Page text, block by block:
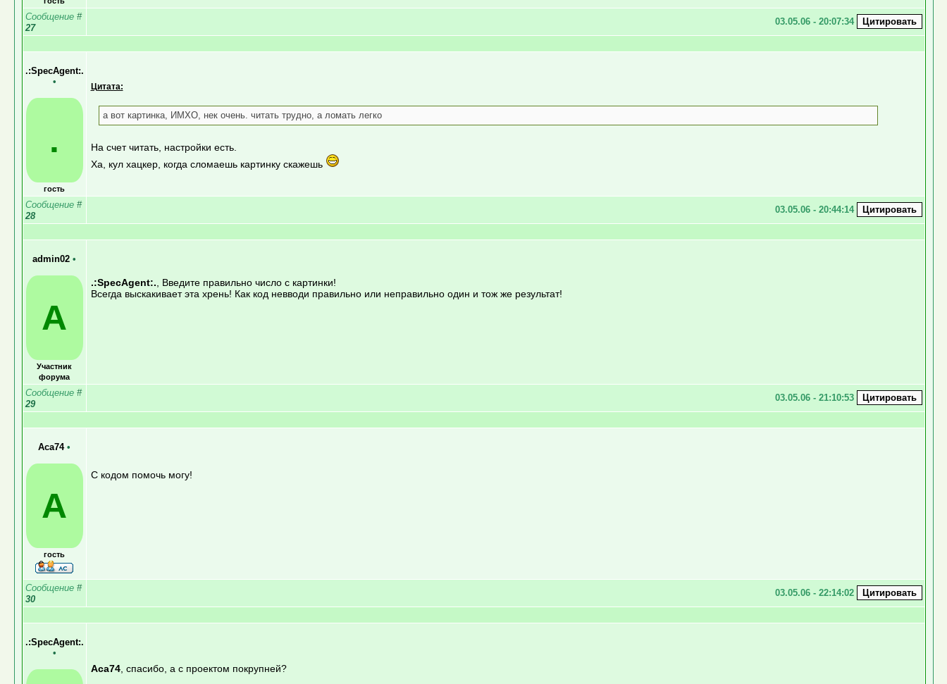
Сообщение #
27
03.05.06 - 20:07:34
.:SpecAgent:.
•
.
гость
Цитата:
а вот картинка, ИМХО, нек очень. читать трудно, а ломать легко
На счет читать, настройки есть.
Ха, кул хацкер, когда сломаешь картинку скажешь
Сообщение #
28
03.05.06 - 20:44:14
admin02 •
A
Участник
форума
.:SpecAgent:. , Введите правильно число с картинки!
Всегда выскакивает эта хрень! Как код невводи правильно или неправильно один и тож же результат!
Сообщение #
29
03.05.06 - 21:10:53
Aca74 •
A
гость
С кодом помочь могу!
Сообщение #
30
03.05.06 - 22:14:02
.:SpecAgent:.
•
Aca74, спасибо, а с проектом покрупней?